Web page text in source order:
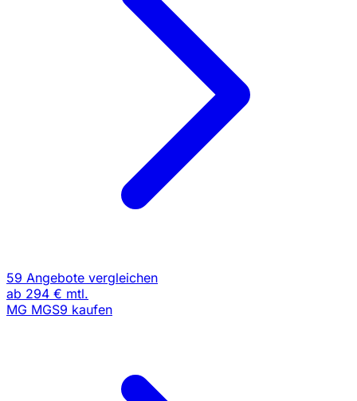
59 Angebote vergleichen
ab 294 € mtl.
MG MGS9 kaufen